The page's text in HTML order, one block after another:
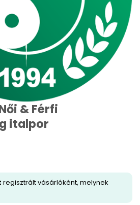
& Férfi
italpor
regisztrált vásárlóként, melynek